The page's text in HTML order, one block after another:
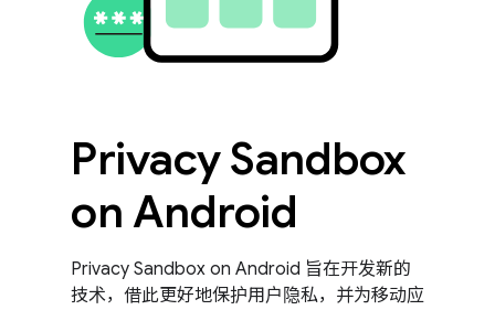
Privacy Sandbox
on Android
Privacy Sandbox on Android 旨在开发新的
技术，借此更好地保护用户隐私，并为移动应